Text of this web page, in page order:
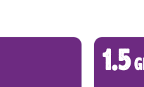
1.5